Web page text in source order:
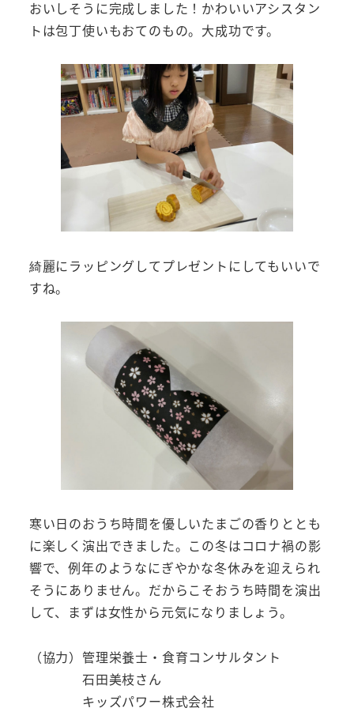
おいしそうに完成しました！かわいいアシスタン
トは包丁使いもおてのもの。大成功です。
綺麗にラッピングしてプレゼントにしてもいいで
すね。
寒い日のおうち時間を優しいたまごの香りととも
に楽しく演出できました。この冬はコロナ禍の影
響で、例年のようなにぎやかな冬休みを迎えられ
そうにありません。だからこそおうち時間を演出
して、まずは女性から元気になりましょう。
（協力）管理栄養士・食育コンサルタント
石田美枝さん
キッズパワー株式会社